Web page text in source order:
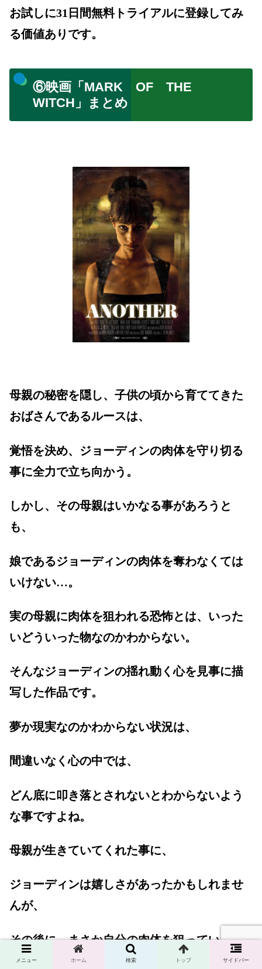
お試しに31日間無料トライアルに登録してみ
る価値ありです。
⑥映画「MARK OF THE
WITCH」まとめ
母親の秘密を隠し、子供の頃から育ててきた
おばさんであるルースは、
覚悟を決め、ジョーディンの肉体を守り切る
事に全力で立ち向かう。
しかし、その母親はいかなる事があろうと
も、
娘であるジョーディンの肉体を奪わなくては
いけない…。
実の母親に肉体を狙われる恐怖とは、いった
いどういった物なのかわからない。
そんなジョーディンの揺れ動く心を見事に描
写した作品です。
夢か現実なのかわからない状況は、
間違いなく心の中では、
どん底に叩き落とされないとわからないよう
な事ですよね。
母親が生きていてくれた事に、
ジョーディンは嬉しさがあったかもしれませ
んが、
その後に、まさか自分の肉体を狙っている事
を知ってしまうわけですからね。
メニュー ホーム 検索 トップ サイドバー